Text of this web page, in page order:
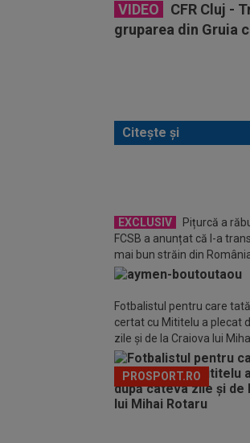
VIDEO
CFR Cluj -
gruparea din Gruia
Citește și
EXCLUSIV
Pițurcă a
FCSB a anunțat că l-a
mai bun străin din
ironizat pe MM Stoica
Fotbalistul pentru care
certat cu Mititelu a plecat
zile și de la Craiova lui
PROSPORT.RO